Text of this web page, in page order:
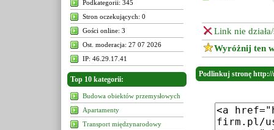
Podkategorii: 345
Stron oczekujących: 0
Gości online: 3
Ost. moderacja: 27 07 2026
IP: 46.29.17.41
Top 10 kategorii:
Budowa obiektów przemysłowych
Apartamenty
Transport międzynarodowy
Link nie
Wyróżnij ten
Podlinkuj stronę